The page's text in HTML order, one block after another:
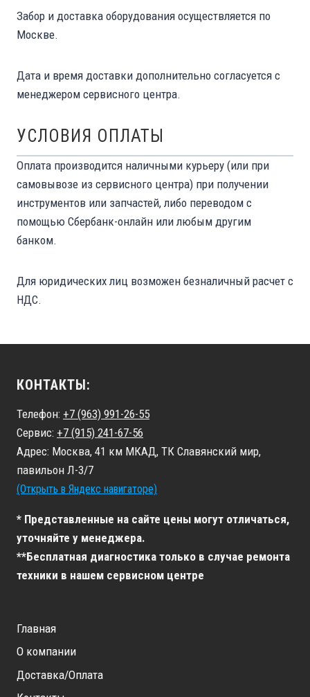
Забор и доставка оборудования осуществляется по
Москве.
Дата и время доставки дополнительно согласуется с
менеджером сервисного центра.
УСЛОВИЯ ОПЛАТЫ
Оплата производится наличными курьеру (или при
самовывозе из сервисного центра) при получении
инструментов или запчастей, либо переводом с
помощью Сбербанк-онлайн или любым другим
банком.
Для юридических лиц возможен безналичный расчет с
НДС.
КОНТАКТЫ:
Телефон: +7 (963) 991-26-55
Сервис: +7 (915) 241-67-56
Адрес: Москва, 41 км МКАД, ТК Славянский мир,
павильон Л-3/7
(Открыть в Яндекс навигаторе)
* Представленные на сайте цены могут отличаться,
уточняйте у менеджера.
**Бесплатная диагностика только в случае ремонта
техники в нашем сервисном центре
Главная
О компании
Доставка/Оплата